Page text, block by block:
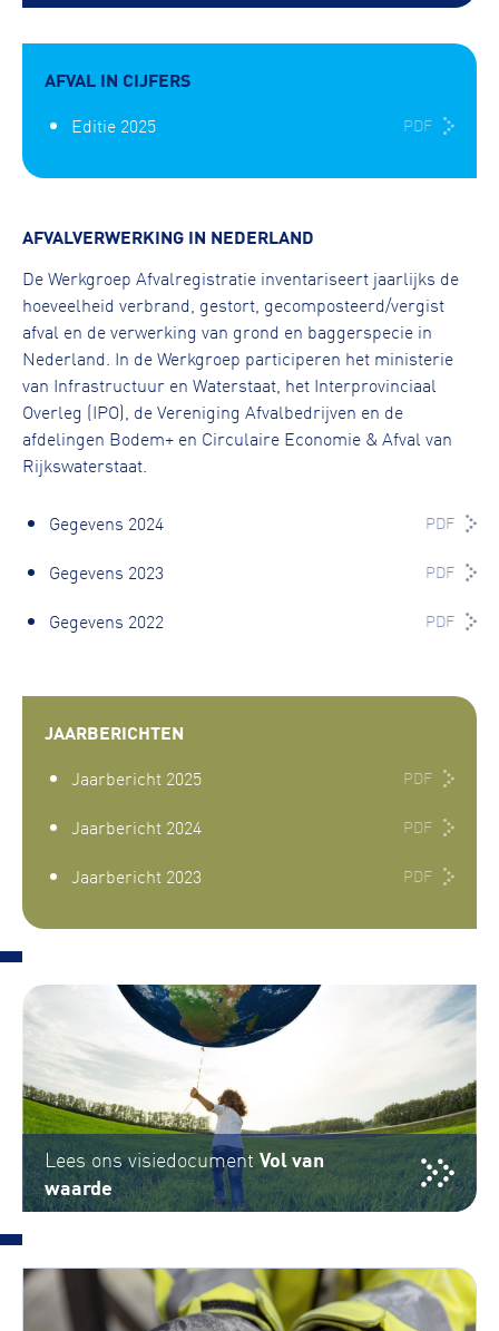
AFVAL IN CIJFERS
Editie 2025 PDF
AFVALVERWERKING IN NEDERLAND
De Werkgroep Afvalregistratie inventariseert jaarlijks de
hoeveelheid verbrand, gestort, gecomposteerd/vergist
afval en de verwerking van grond en baggerspecie in
Nederland. In de Werkgroep participeren het ministerie
van Infrastructuur en Waterstaat, het Interprovinciaal
Overleg (IPO), de Vereniging Afvalbedrijven en de
afdelingen Bodem+ en Circulaire Economie & Afval van
Rijkswaterstaat.
Gegevens 2024 PDF
Gegevens 2023 PDF
Gegevens 2022 PDF
JAARBERICHTEN
Jaarbericht 2025 PDF
Jaarbericht 2024 PDF
Jaarbericht 2023 PDF
Lees ons visiedocument Vol van
waarde